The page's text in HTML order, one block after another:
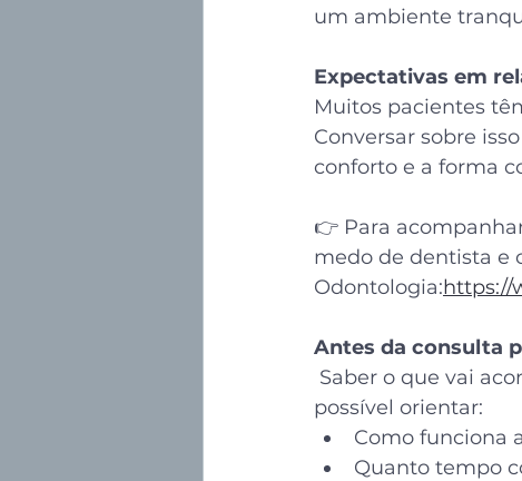
um ambiente
Expectativas em
Muitos pacientes
Conversar sobre
conforto e a forma
👉 Para
medo de dentista e
Odontologia:https://
Antes da consulta
Saber o que vai
possível orientar:
Como funciona
Quanto tempo